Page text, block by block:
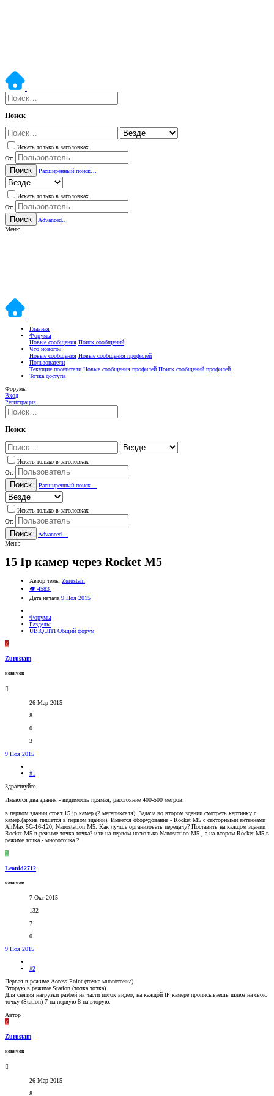
Поиск
Искать только в заголовках
От:
Поиск Расширенный поиск…
Искать только в заголовках
От:
Поиск
Advanced…
Меню
Главная
Форумы
Новые сообщения Поиск сообщений
Что нового?
Новые сообщения Новые сообщения профилей
Пользователи
Текущие посетители Новые сообщения профилей Поиск сообщений профилей
Точка доступа
Форумы
Вход
Регистрация
Поиск
Искать только в заголовках
От:
Поиск Расширенный поиск…
Искать только в заголовках
От:
Поиск
Advanced…
Меню
15 Ip камер через Rocket M5
Автор темы Zurustam
👁 4583
Дата начала 9 Ноя 2015
Форумы
Разделы
UBIQUITI Общий форум
Z
Zurustam
новичок
26 Мар 2015
8
0
3
9 Ноя 2015
#1
Здраствуйте.
Имеются два здания - видимость прямая, расстояние 400-500 метров.
в первом здании стоят 15 ip камер (2 мегапикселя). Задача во втором здании смотреть картинку с
камер.(архив пишется в первом здании). Имеется оборудование - Rocket M5 c секторными антеннами
AirMax 5G-16-120, Nanostation M5. Как лучше организовать передачу? Поставить на каждом здании
Rocket M5 в режиме точка-точка? или на первом несколько Nanostation M5 , а на втором Rocket M5 в
режиме точка - многоточка ?
L
Leonid2712
новичок
7 Окт 2015
132
7
0
9 Ноя 2015
#2
Первая в режиме Access Point (точка многоточка)
Вторую в режиме Station (точка точка)
Для снятия нагрузки разбей на части поток видео, на каждой IP камере прописываешь шлюз на свою
точку (Station) 7 на первую 8 на вторую.
Автор
Z
Zurustam
новичок
26 Мар 2015
8